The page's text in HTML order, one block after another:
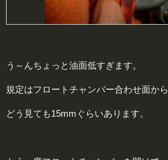
う～んちょっと油面低すぎます。
規定はフロートチャンバー合わせ面から
どう見ても15mmぐらいあります。